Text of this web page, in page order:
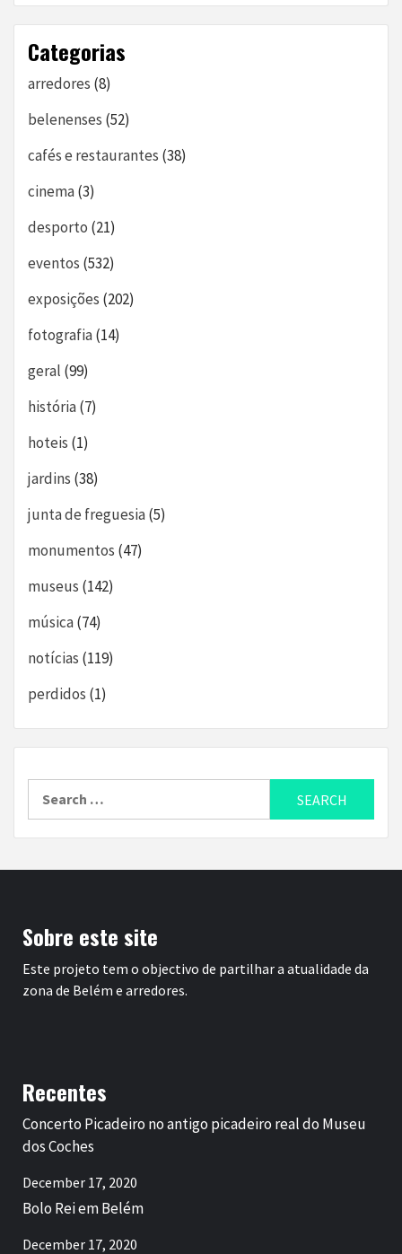
Categorias
arredores (8)
belenenses (52)
cafés e restaurantes (38)
cinema(3)
desporto (21)
eventos (532)
exposições (202)
fotografia(14)
geral (99)
história(7)
hoteis (1)
jardins (38)
junta de freguesia(5)
monumentos (47)
museus (142)
música(74)
notícias (119)
perdidos (1)
Sobre este site
Este projeto tem o objectivo de partilhar a atualidade da
zona de Belém e arredores.
Recentes
Concerto Picadeiro no antigo picadeiro real do Museu
dos Coches
December 17, 2020
Bolo Rei em Belém
December 17, 2020